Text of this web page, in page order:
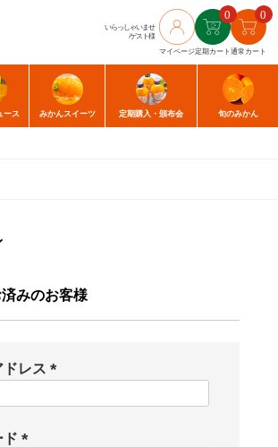
いらっしゃいませ
/ゲスト様
マイページ
0
定期カート
0
通常カート
ース みかんスイーツ 定期購入 ・頒布会 旬のみかん
みのお客様
ドレス
ド